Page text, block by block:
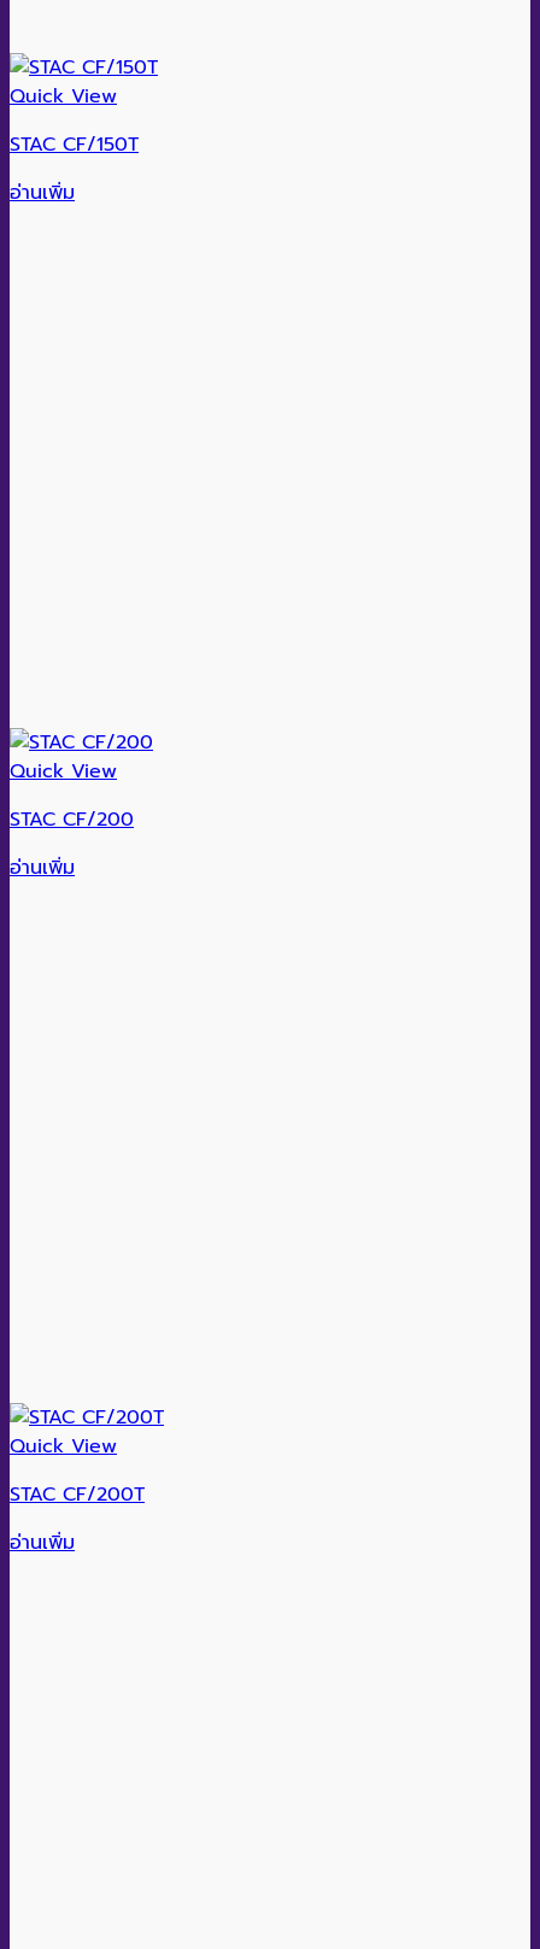
Quick View
STAC CF/150T
อ่านเพิ่ม
Quick View
STAC CF/200
อ่านเพิ่ม
Quick View
STAC CF/200T
อ่านเพิ่ม